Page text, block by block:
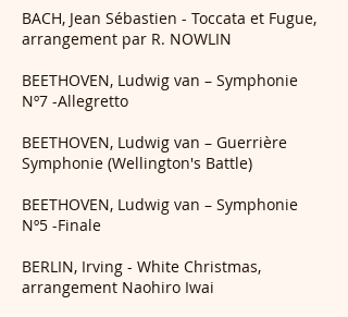
BACH, Jean Sébastien - Toccata et Fugue,
arrangement par R. NOWLIN
BEETHOVEN, Ludwig van – Symphonie
Nº7 -Allegretto
BEETHOVEN, Ludwig van – Guerrière
Symphonie (Wellington's Battle)
BEETHOVEN, Ludwig van – Symphonie
Nº5 -Finale
BERLIN, Irving - White Christmas,
arrangement Naohiro Iwai